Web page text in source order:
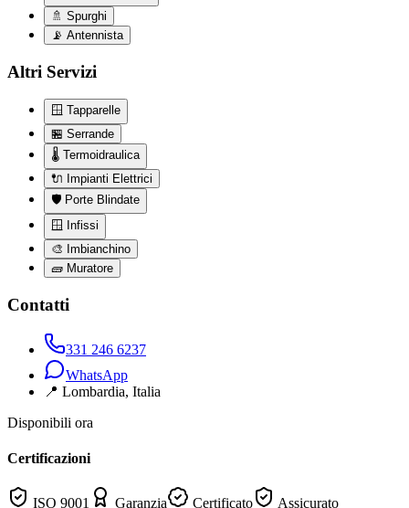
🚿 Spurghi
📡 Antennista
Altri Servizi
🪟 Tapparelle
🏪 Serrande
🌡️ Termoidraulica
🔌 Impianti Elettrici
🛡️ Porte Blindate
🪟
Infissi
🎨 Imbianchino
🧱 Muratore
Contatti
331 246 6237
WhatsApp
📍 Lombardia, Italia
Disponibili ora
Certificazioni
ISO 9001 Garanzia Certificato Assicurato